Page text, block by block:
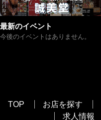
最新のイベント
今後のイベントはありません。
TOP お店を探す
求人情報